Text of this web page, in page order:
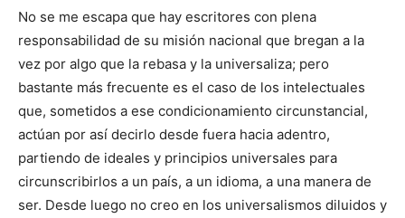
No se me escapa que hay escritores con plena
responsabilidad de su misión nacional que bregan a la
vez por algo que la rebasa y la universaliza; pero
bastante más frecuente es el caso de los intelectuales
que, sometidos a ese condicionamiento circunstancial,
actúan por así decirlo desde fuera hacia adentro,
partiendo de ideales y principios universales para
circunscribirlos a un país, a un idioma, a una manera de
ser. Desde luego no creo en los universalismos diluidos y